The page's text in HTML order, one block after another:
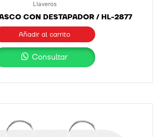
Llaveros
CON DESTAPADOR / HL-2877
Añadir al carrito
Consultar